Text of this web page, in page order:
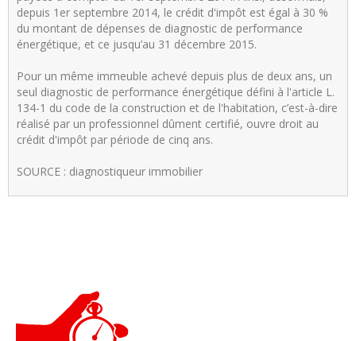
depuis 1er septembre 2014, le crédit d'impôt est égal à 30 %
du montant de dépenses de diagnostic de performance
énergétique, et ce jusqu’au 31 décembre 2015.
Pour un même immeuble achevé depuis plus de deux ans, un
seul diagnostic de performance énergétique défini à l'article L.
134-1 du code de la construction et de l'habitation, c’est-à-dire
réalisé par un professionnel dûment certifié, ouvre droit au
crédit d'impôt par période de cinq ans.
SOURCE : diagnostiqueur immobilier